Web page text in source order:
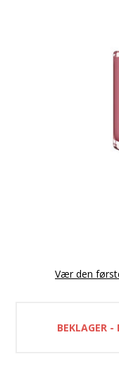
Vær den
BEKLAGER -